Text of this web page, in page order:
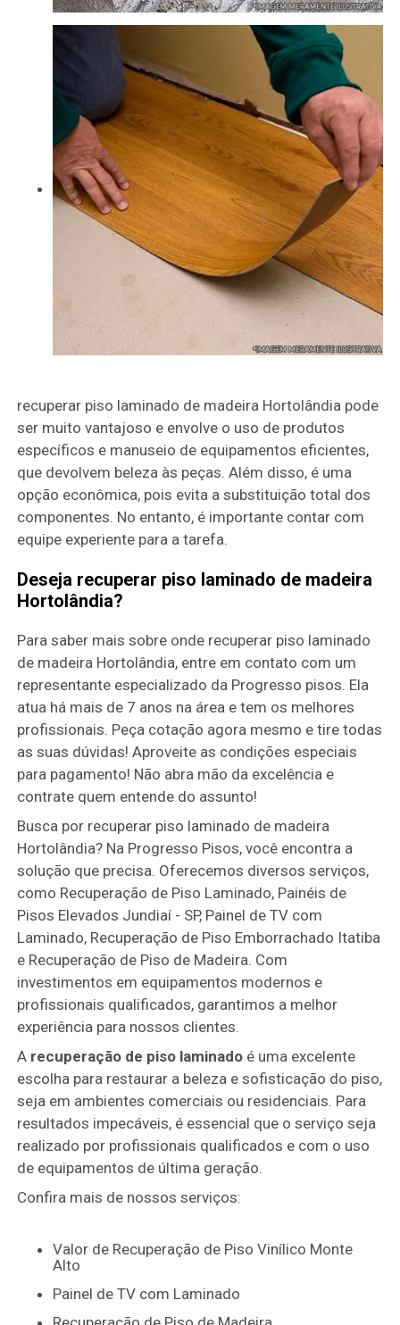
recuperar piso laminado de madeira Hortolândia pode
ser muito vantajoso e envolve o uso de produtos
específicos e manuseio de equipamentos eficientes,
que devolvem beleza às peças. Além disso, é uma
opção econômica, pois evita a substituição total dos
componentes. No entanto, é importante contar com
equipe experiente para a tarefa.
Deseja recuperar piso laminado de madeira
Hortolândia?
Para saber mais sobre onde recuperar piso laminado
de madeira Hortolândia, entre em contato com um
representante especializado da Progresso pisos. Ela
atua há mais de 7 anos na área e tem os melhores
profissionais. Peça cotação agora mesmo e tire todas
as suas dúvidas! Aproveite as condições especiais
para pagamento! Não abra mão da excelência e
contrate quem entende do assunto!
Busca por recuperar piso laminado de madeira
Hortolândia? Na Progresso Pisos, você encontra a
solução que precisa. Oferecemos diversos serviços,
como Recuperação de Piso Laminado, Painéis de
Pisos Elevados Jundiaí - SP, Painel de TV com
Laminado, Recuperação de Piso Emborrachado Itatiba
e Recuperação de Piso de Madeira. Com
investimentos em equipamentos modernos e
profissionais qualificados, garantimos a melhor
experiência para nossos clientes.
A recuperação de piso laminado é uma excelente
escolha para restaurar a beleza e sofisticação do piso,
seja em ambientes comerciais ou residenciais. Para
resultados impecáveis, é essencial que o serviço seja
realizado por profissionais qualificados e com o uso
de equipamentos de última geração.
Confira mais de nossos serviços:
Valor de Recuperação de Piso Vinílico Monte
Alto
Painel de TV com Laminado